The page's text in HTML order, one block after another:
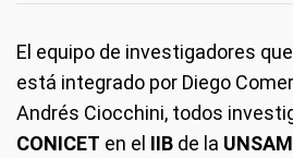
El equipo de investigadores
está integrado por Diego
Andrés Ciocchini, todos
CONICET en el IIB de la UNSAM